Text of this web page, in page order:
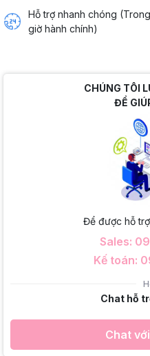
Hỗ trợ nhanh chóng (Trong
giờ hành chính)
CHÚNG TÔI
ĐỂ
Để được hỗ
Sales:
Kế toán:
Chat hỗ
Chat